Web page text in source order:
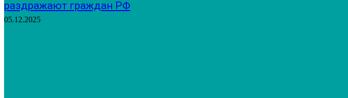
раздражают граждан РФ
05.12.2025